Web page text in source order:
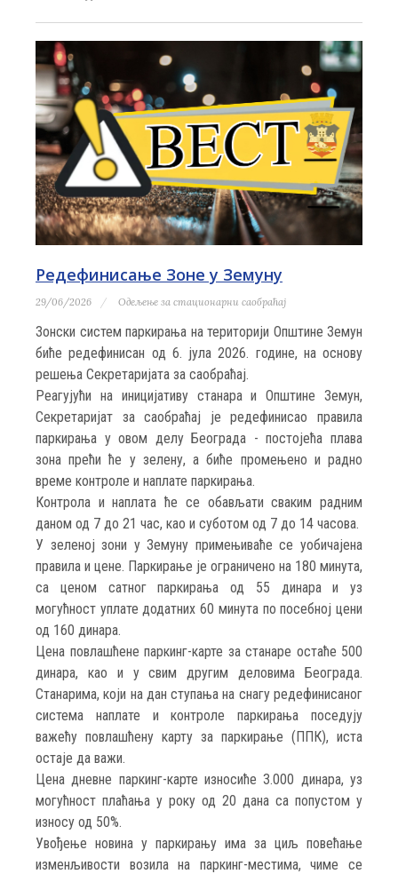
Редефинисање Зоне у Земуну
29/06/2026 Одељење за стационарни саобраћај
Зонски систем паркирања на територији Општине Земун
биће редефинисан од 6. јула 2026. године, на основу
решења Секретаријата за саобраћај.
Реагујући на иницијативу станара и Општине Земун,
Секретаријат за саобраћај је редефинисао правила
паркирања у овом делу Београда - постојећа плава
зона прећи ће у зелену, а биће промењено и радно
време контроле и наплате паркирања.
Контрола и наплата ће се обављати сваким радним
даном од 7 до 21 час, као и суботом од 7 до 14 часова.
У зеленој зони у Земуну примењиваће се уобичајена
правила и цене. Паркирање је ограничено на 180 минута,
са ценом сатног паркирања од 55 динара и уз
могућност уплате додатних 60 минута по посебној цени
од 160 динара.
Цена повлашћене паркинг-карте за станаре остаће 500
динара, као и у свим другим деловима Београда.
Станарима, који на дан ступања на снагу редефинисаног
система наплате и контроле паркирања поседују
важећу повлашћену карту за паркирање (ППК), иста
остаје да важи.
Цена дневне паркинг-карте износиће 3.000 динара, уз
могућност плаћања у року од 20 дана са попустом у
износу од 50%.
Увођење новина у паркирању има за циљ повећање
изменљивости возила на паркинг-местима, чиме се